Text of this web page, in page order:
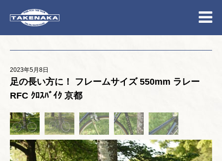
2023年5月8日
足の長い方に！ フレームサイズ 550mm ラレー
RFC ｸﾛｽﾊﾞｲｸ 京都